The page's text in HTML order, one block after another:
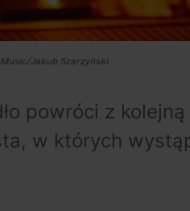
Jakub Szarzyński
powróci z
w których